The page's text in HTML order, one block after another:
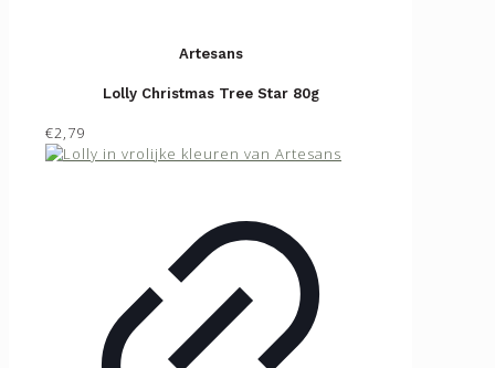
Artesans
Lolly Christmas Tree Star 80g
€2,79